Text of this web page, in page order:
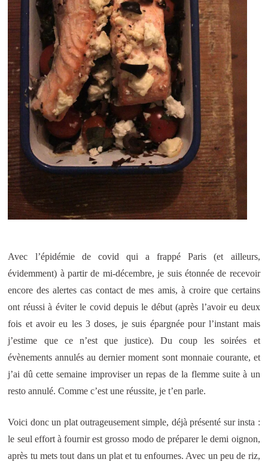
Avec l’épidémie de covid qui a frappé Paris (et ailleurs,
évidemment) à partir de mi-décembre, je suis étonnée de recevoir
encore des alertes cas contact de mes amis, à croire que certains
ont réussi à éviter le covid depuis le début (après l’avoir eu deux
fois et avoir eu les 3 doses, je suis épargnée pour l’instant mais
j’estime que ce n’est que justice). Du coup les soirées et
évènements annulés au dernier moment sont monnaie courante, et
j’ai dû cette semaine improviser un repas de la flemme suite à un
resto annulé. Comme c’est une réussite, je t’en parle.
Voici donc un plat outrageusement simple, déjà présenté sur insta :
le seul effort à fournir est grosso modo de préparer le demi oignon,
après tu mets tout dans un plat et tu enfournes. Avec un peu de riz,